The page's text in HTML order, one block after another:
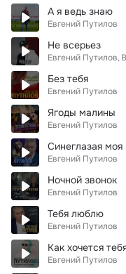
А я ведь знаю
Евгений Путилов
Не всерьез
Евгений Путилов
Без тебя
Евгений Путилов
Ягоды малины
Евгений Путилов
Синеглазая моя
Евгений Путилов
Ночной звонок
Евгений Путилов
Тебя люблю
Евгений Путилов
Как хочется
Евгений Путилов